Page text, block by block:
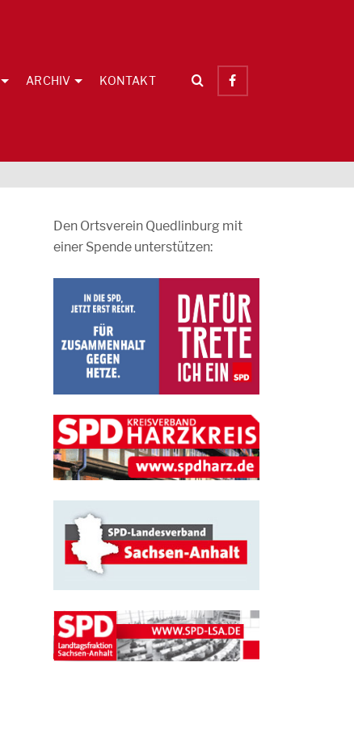
ARCHIV KONTAKT
Den Ortsverein Quedlinburg mit
einer Spende unterstützen: